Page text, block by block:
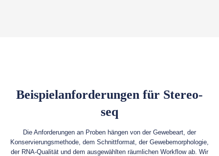
Beispielanforderungen für Stereo-
seq
Die Anforderungen an Proben hängen von der Gewebeart, der
Konservierungsmethode, dem Schnittformat, der Gewebemorphologie,
der RNA-Qualität und dem ausgewählten räumlichen Workflow ab. Wir